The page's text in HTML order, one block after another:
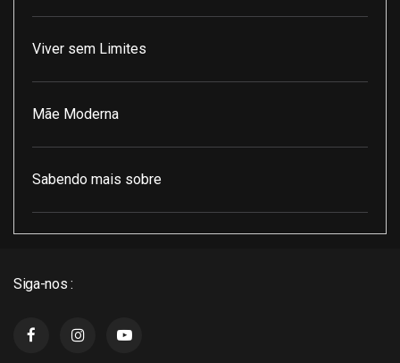
Viver sem Limites
Mãe Moderna
Sabendo mais sobre
Siga-nos :